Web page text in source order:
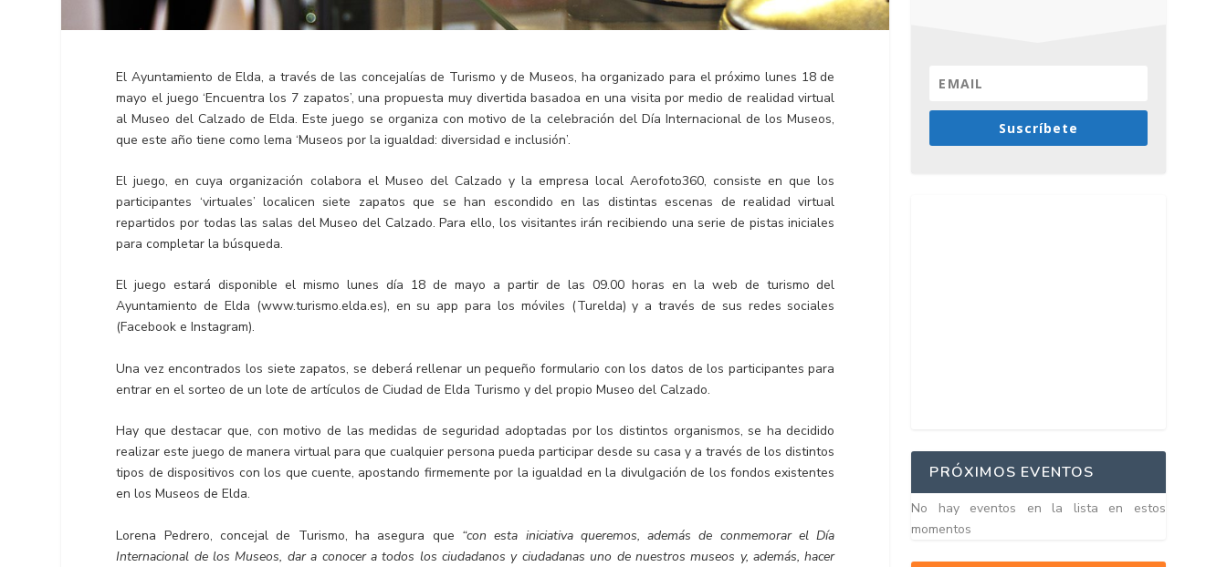
El Ayuntamiento de Elda, a través de las concejalías de Turismo y de Museos, ha organizado para el próximo lunes 18 de
mayo el juego ‘Encuentra los 7 zapatos’, una propuesta muy divertida basadoa en una visita por medio de realidad virtual
al Museo del Calzado de Elda. Este juego se organiza con motivo de la celebración del Día Internacional de los Museos,
que este año tiene como lema ‘Museos por la igualdad: diversidad e inclusión’.
El juego, en cuya organización colabora el Museo del Calzado y la empresa local Aerofoto360, consiste en que los
participantes ‘virtuales’ localicen siete zapatos que se han escondido en las distintas escenas de realidad virtual
repartidos por todas las salas del Museo del Calzado. Para ello, los visitantes irán recibiendo una serie de pistas iniciales
para completar la búsqueda.
El juego estará disponible el mismo lunes día 18 de mayo a partir de las 09.00 horas en la web de turismo del
Ayuntamiento de Elda (www.turismo.elda.es), en su app para los móviles (Turelda) y a través de sus redes sociales
(Facebook e Instagram).
Una vez encontrados los siete zapatos, se deberá rellenar un pequeño formulario con los datos de los participantes para
entrar en el sorteo de un lote de artículos de Ciudad de Elda Turismo y del propio Museo del Calzado.
Hay que destacar que, con motivo de las medidas de seguridad adoptadas por los distintos organismos, se ha decidido
realizar este juego de manera virtual para que cualquier persona pueda participar desde su casa y a través de los distintos
tipos de dispositivos con los que cuente, apostando firmemente por la igualdad en la divulgación de los fondos existentes
en los Museos de Elda.
Lorena Pedrero, concejal de Turismo, ha asegura que “con esta iniciativa queremos, además de conmemorar el Día
Internacional de los Museos, dar a conocer a todos los ciudadanos y ciudadanas uno de nuestros museos y, además, hacer
Suscríbete
PRÓXIMOS EVENTOS
No hay eventos en la lista en estos
momentos